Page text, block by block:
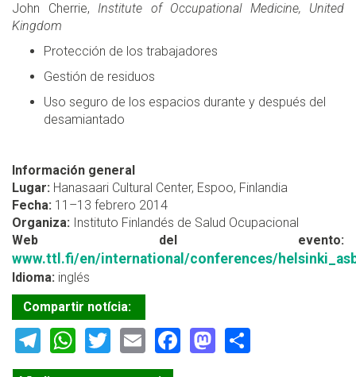
John Cherrie, Institute of Occupational Medicine, United
Kingdom
Protección de los trabajadores
Gestión de residuos
Uso seguro de los espacios durante y después del
desamiantado
Información general
Lugar: Hanasaari Cultural Center, Espoo, Finlandia
Fecha: 11–13 febrero 2014
Organiza: Instituto Finlandés de Salud Ocupacional
Web del evento:
www.ttl.fi/en/international/conferences/
Idioma: inglés
Compartir notícia:
Telegram
WhatsApp
TwitterEmailFacebook
Mastodon